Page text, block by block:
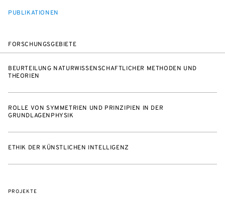
PUBLIKATIONEN
FORSCHUNGSGEBIETE
BEURTEILUNG NATURWISSENSCHAFTLICHER METHODEN UND
THEORIEN
ROLLE VON SYMMETRIEN UND PRINZIPIEN IN DER
GRUNDLAGENPHYSIK
ETHIK DER KÜNSTLICHEN INTELLIGENZ
PROJEKTE